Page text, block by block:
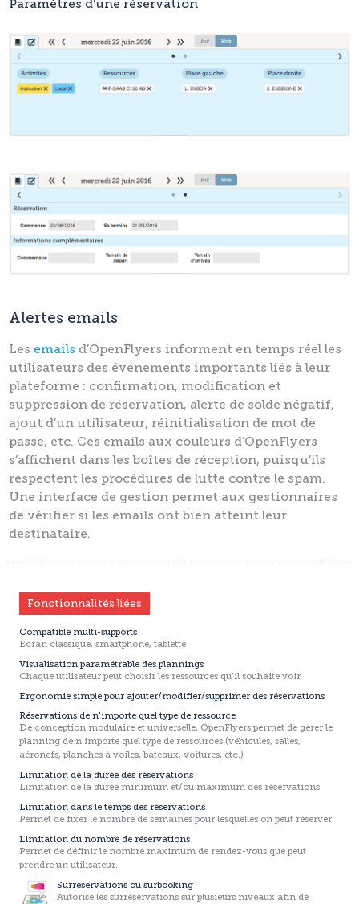
Paramètres d’une réservation
Alertes emails
Les emails d’OpenFlyers informent en temps réel les
utilisateurs des événements importants liés à leur
plateforme : confirmation, modification et
suppression de réservation, alerte de solde négatif,
ajout d’un utilisateur, réinitialisation de mot de
passe, etc. Ces emails aux couleurs d’OpenFlyers
s’affichent dans les boîtes de réception, puisqu’ils
respectent les procédures de lutte contre le spam.
Une interface de gestion permet aux gestionnaires
de vérifier si les emails ont bien atteint leur
destinataire.
Fonctionnalités liées
Compatible multi-supports
Ecran classique, smartphone, tablette
Visualisation paramétrable des plannings
Chaque utilisateur peut choisir les ressources qu'il souhaite voir
Ergonomie simple pour ajouter/modifier/supprimer des réservations
Réservations de n'importe quel type de ressource
De conception modulaire et universelle, OpenFlyers permet de gérer le
planning de n'importe quel type de ressources (véhicules, salles,
aéronefs, planches à voiles, bateaux, voitures, etc.)
Limitation de la durée des réservations
Limitation de la durée minimum et/ou maximum des réservations
Limitation dans le temps des réservations
Permet de fixer le nombre de semaines pour lesquelles on peut réserver
Limitation du nombre de réservations
Permet de définir le nombre maximum de rendez-vous que peut
prendre un utilisateur.
Surréservations ou surbooking
Autorise les surréservations sur plusieurs niveaux afin de